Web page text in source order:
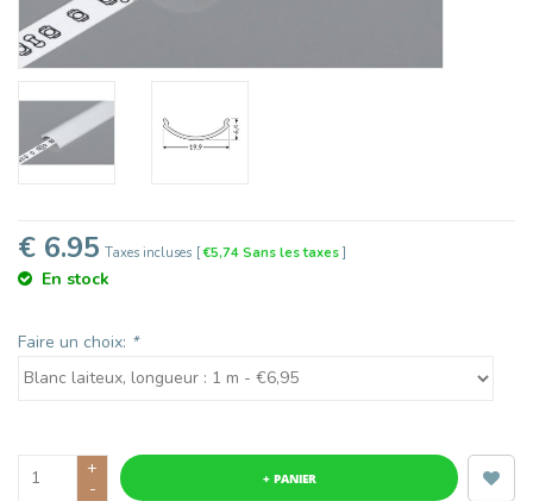
€ 6.95 Taxes incluses [€5,74 Sans les taxes]
En stock
Faire un choix: *
+
-
+ PANIER